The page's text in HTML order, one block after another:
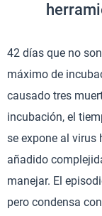
42 días que no
máximo de
causado tres
incubación, el
se expone al virus
añadido
manejar. El
pero condensa